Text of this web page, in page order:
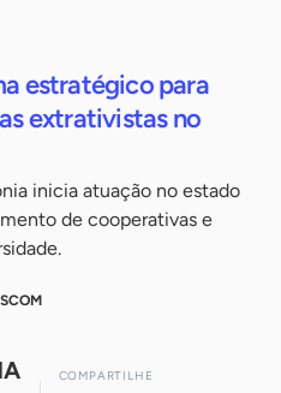
estratégico para
extrativistas no
inicia atuação no estado
de cooperativas e
COMPARTILHE